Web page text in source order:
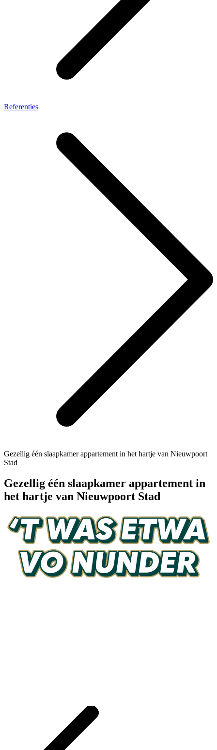
Referenties
Gezellig één slaapkamer appartement in het hartje van Nieuwpoort
Stad
Gezellig één slaapkamer appartement in
het hartje van Nieuwpoort Stad